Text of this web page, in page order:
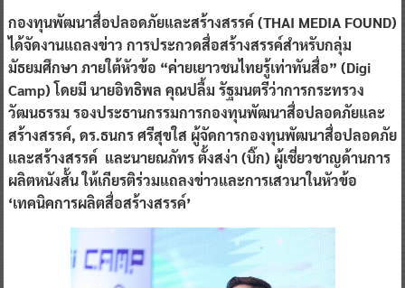
กองทุนพัฒนาสื่อปลอดภัยและสร้างสรรค์ (THAI MEDIA FOUND)
ได้จัดงานแถลงข่าว การประกวดสื่อสร้างสรรค์สำหรับกลุ่ม
มัธยมศึกษา ภายใต้หัวข้อ “ค่ายเยาวชนไทยรู้เท่าทันสื่อ” (Digi
Camp) โดยมี นายอิทธิพล คุณปลื้ม รัฐมนตรีว่าการกระทรวง
วัฒนธรรม รองประธานกรรมการกองทุนพัฒนาสื่อปลอดภัยและ
สร้างสรรค์, ดร.ธนกร ศรีสุขใส ผู้จัดการกองทุนพัฒนาสื่อปลอดภัย
และสร้างสรรค์ และนายณภัทร ตั้งสง่า (บิ๊ก) ผู้เชี่ยวชาญด้านการ
ผลิตหนังสั้น ให้เกียรติร่วมแถลงข่าวและการเสวนาในหัวข้อ
‘เทคนิคการผลิตสื่อสร้างสรรค์’